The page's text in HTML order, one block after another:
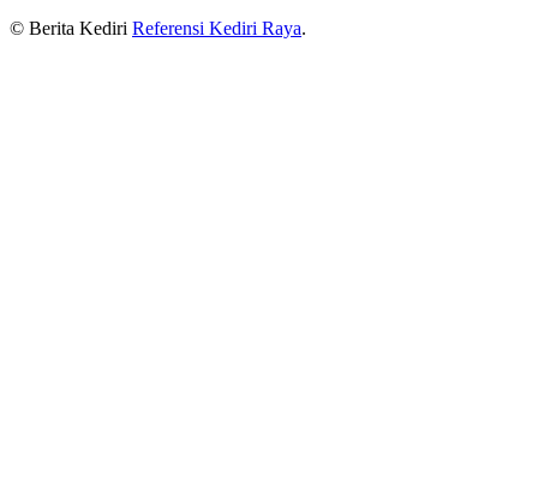
© Berita Kediri Referensi Kediri Raya.